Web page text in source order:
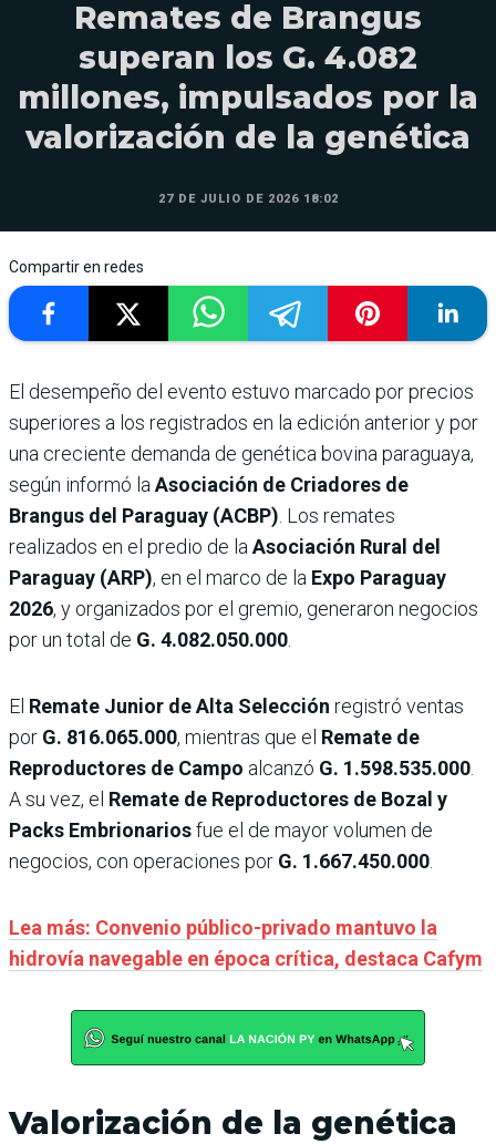
Remates de Brangus
superan los G. 4.082
millones, impulsados por la
valorización de la genética
27 DE JULIO DE 2026 18:02
Compartir en redes
El desempeño del evento estuvo marcado por precios
superiores a los registrados en la edición anterior y por
una creciente demanda de genética bovina paraguaya,
según informó la Asociación de Criadores de
Brangus del Paraguay (ACBP) . Los remates
realizados en el predio de la Asociación Rural del
Paraguay (ARP), en el marco de la Expo Paraguay
2026, y organizados por el gremio, generaron negocios
por un total de G. 4.082.050.000
El Remate Junior de Alta Selección registró ventas
por G. 816.065.000, mientras que el Remate de
Reproductores de Campo alcanzó G. 1.598.535.000
A su vez, el Remate de Reproductores de Bozal y
Packs Embrionariosfue el de mayor volumen de
negocios, con operaciones por G. 1.667.450.000
Lea más: Convenio público-privado mantuvo la
hidrovía navegable en época crítica, destaca Cafym
Valorización de la genética